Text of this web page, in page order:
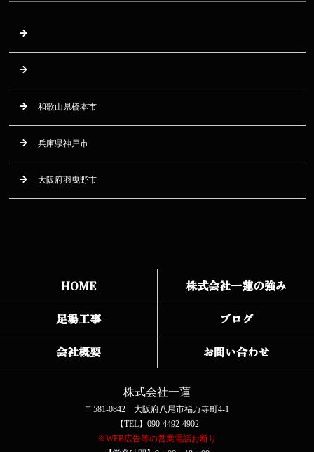
和歌山県橋本市
兵庫県神戸市
大阪府羽曳野市
HOME
株式会社一蓮の強み
足場工事
ブログ
会社概要
お問い合わせ
株式会社一蓮
〒581-0842 大阪府八尾市福万寺町4-1
【TEL】090-4492-4902
※WEB広告等の営業電話お断り